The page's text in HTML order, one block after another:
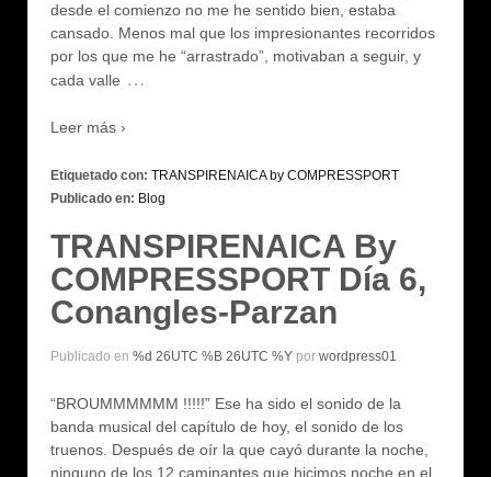
desde el comienzo no me he sentido bien, estaba
cansado. Menos mal que los impresionantes recorridos
por los que me he “arrastrado”, motivaban a seguir, y
cada valle …
Leer más ›
Etiquetado con: TRANSPIRENAICA by COMPRESSPORT
Publicado en: Blog
TRANSPIRENAICA By
COMPRESSPORT Día 6,
Conangles-Parzan
Publicado en %d 26UTC %B 26UTC %Y por wordpress01
“BROUMMMMMM !!!!!” Ese ha sido el sonido de la
banda musical del capítulo de hoy, el sonido de los
truenos. Después de oír la que cayó durante la noche,
ninguno de los 12 caminantes que hicimos noche en el